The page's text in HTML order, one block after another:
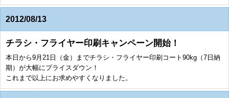
2012/08/13
チラシ・フライヤー印刷キャンペーン開始！
本日から9月21日（金）までチラシ・フライヤー印刷コート90kg（7日納
期）が大幅にプライスダウン！
これまで以上にお求めやすくなりました。